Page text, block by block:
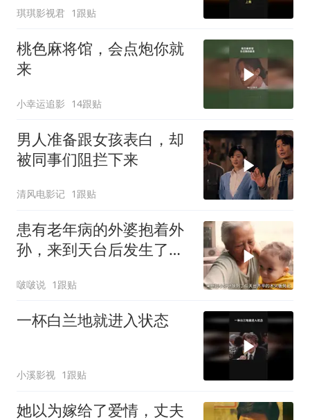
琪琪影视君 1跟贴
桃色麻将馆，会点炮你就
来
小幸运追影 14跟贴
男人准备跟女孩表白，却
被同事们阻拦下来
清风电影记 1跟贴
患有老年病的外婆抱着外
孙，来到天台后发生了可
啵啵说 1跟贴
一杯白兰地就进入状态
小溪影视 1跟贴
她以为嫁给了爱情，丈夫